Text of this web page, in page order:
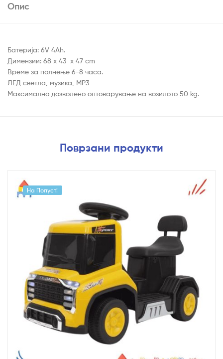
Опис
Батерија: 6V 4Ah.
Димензии: 68 x 43 x 47 cm
Време за полнење 6-8 часа.
ЛЕД светла, музика, MP3
Максимално дозволено оптоварување на возилото 50 kg.
Поврзани продукти
На Попуст!